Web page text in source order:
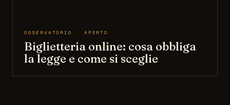
OSSERVATORIO · APERTO
Biglietteria online: cosa obbliga
la legge e come si sceglie